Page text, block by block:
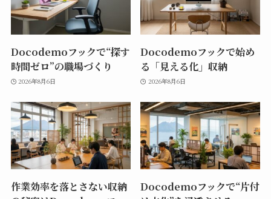
Docodemoフックで“探す
時間ゼロ”の職場づくり
2026年8月6日
Docodemoフックで始め
る「見える化」収納
2026年8月6日
作業効率を落とさない収納
Docodemoフックで“片付